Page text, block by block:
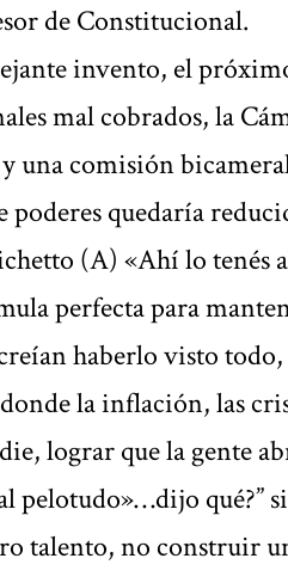
de Constitucional.
invento, el
mal cobrados, la
una comisión
quedaría
(A) «Ahí lo tenés
perfecta para
haberlo visto
la inflación, las
lograr que la gente
pelotudo»…dijo qué?”
talento, no construir